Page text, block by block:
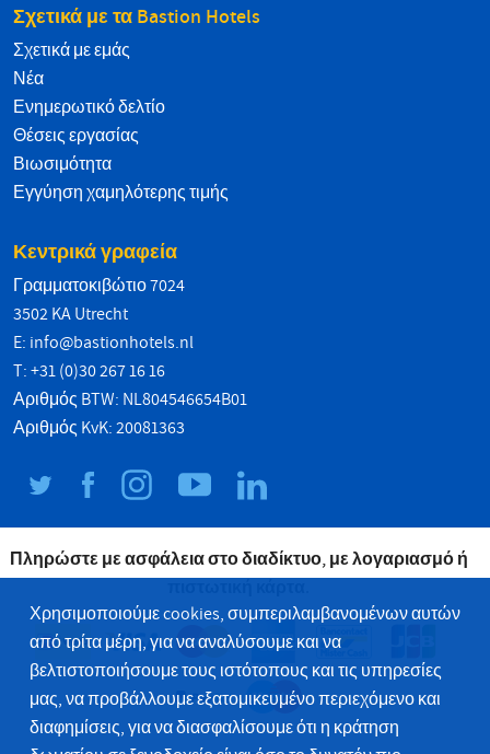
Σχετικά με τα Bastion Hotels
Σχετικά με εμάς
Νέα
Ενημερωτικό δελτίο
Θέσεις εργασίας
Βιωσιμότητα
Εγγύηση χαμηλότερης τιμής
Κεντρικά γραφεία
Γραμματοκιβώτιο 7024
3502 KA Utrecht
E: info@bastionhotels.nl
T: +31 (0)30 267 16 16
Αριθμός BTW: NL804546654B01
Αριθμός KvK: 20081363
Πληρώστε με ασφάλεια στο διαδίκτυο, με λογαριασμό ή
Χρησιμοποιούμε cookies, συμπεριλαμβανομένων αυτών
από τρίτα μέρη, για να αναλύσουμε και να
βελτιστοποιήσουμε τους ιστότοπους και τις υπηρεσίες
μας, να προβάλλουμε εξατομικευμένο περιεχόμενο και
διαφημίσεις, για να διασφαλίσουμε ότι η κράτηση